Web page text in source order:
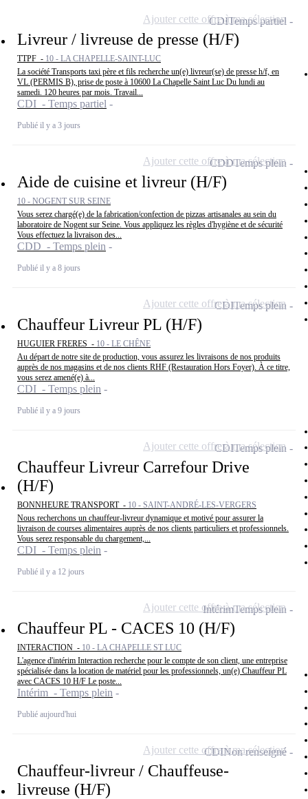
Livreur / livreuse de presse (H/F)
TTPF - 10 - LA CHAPELLE-SAINT-LUC
La société Transports taxi père et fils recherche un(e) livreur(se) de presse h/f, en
VL (PERMIS B), prise de poste à 10600 La Chapelle Saint Luc Du lundi au
samedi. 120 heures par mois. Travail...
CDI - Temps partiel
Publié il y a 3 jours
CDITemps partiel
Ajouter cette offre à ma sélection
Aide de cuisine et livreur (H/F)
10 - NOGENT SUR SEINE
Vous serez chargé(e) de la fabrication/confection de pizzas artisanales au sein du
laboratoire de Nogent sur Seine. Vous appliquez les règles d'hygiène et de sécurité
Vous effectuez la livraison des...
CDD - Temps plein
Publié il y a 8 jours
CDDTemps plein
Ajouter cette offre à ma sélection
Chauffeur Livreur PL (H/F)
HUGUIER FRERES - 10 - LE CHÊNE
Au départ de notre site de production, vous assurez les livraisons de nos produits
auprès de nos magasins et de nos clients RHF (Restauration Hors Foyer). À ce titre,
vous serez amené(e) à...
CDI - Temps plein
Publié il y a 9 jours
CDITemps plein
Ajouter cette offre à ma sélection
Chauffeur Livreur Carrefour Drive
(H/F)
BONNHEURE TRANSPORT - 10 - SAINT-ANDRÉ-LES-VERGERS
Nous recherchons un chauffeur-livreur dynamique et motivé pour assurer la
livraison de courses alimentaires auprès de nos clients particuliers et professionnels.
Vous serez responsable du chargement,...
CDI - Temps plein
Publié il y a 12 jours
CDITemps plein
Ajouter cette offre à ma sélection
Chauffeur PL - CACES 10 (H/F)
INTERACTION - 10 - LA CHAPELLE ST LUC
L'agence d'intérim Interaction recherche pour le compte de son client, une entreprise
spécialisée dans la location de matériel pour les professionnels, un(e) Chauffeur PL
avec CACES 10 H/F Le poste...
Intérim - Temps plein
Publié aujourd'hui
IntérimTemps plein
Ajouter cette offre à ma sélection
Chauffeur-livreur / Chauffeuse-
livreuse (H/F)
CDINon renseigné
Ajouter cette offre à ma sélection